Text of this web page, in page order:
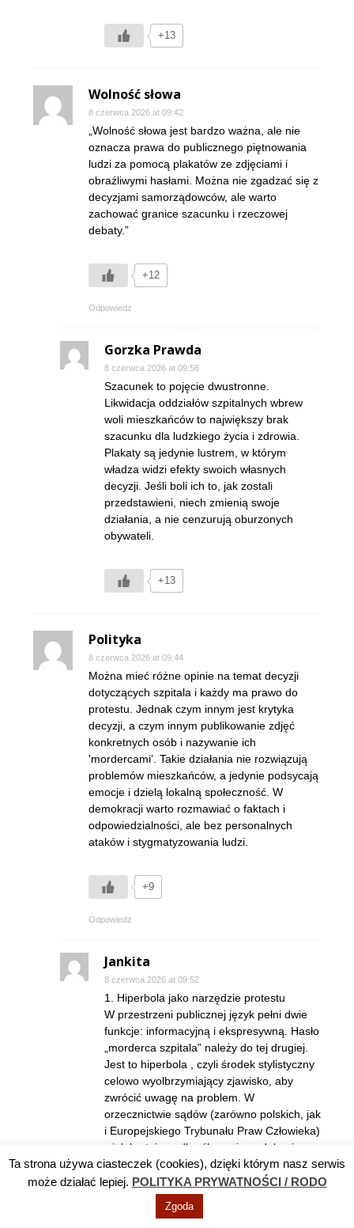
+13
Wolność słowa
8 czerwca 2026 at 09:42
„Wolność słowa jest bardzo ważna, ale nie
oznacza prawa do publicznego piętnowania
ludzi za pomocą plakatów ze zdjęciami i
obraźliwymi hasłami. Można nie zgadzać się z
decyzjami samorządowców, ale warto
zachować granice szacunku i rzeczowej
debaty.”
+12
Odpowiedz
Gorzka Prawda
8 czerwca 2026 at 09:56
Szacunek to pojęcie dwustronne.
Likwidacja oddziałów szpitalnych wbrew
woli mieszkańców to największy brak
szacunku dla ludzkiego życia i zdrowia.
Plakaty są jedynie lustrem, w którym
władza widzi efekty swoich własnych
decyzji. Jeśli boli ich to, jak zostali
przedstawieni, niech zmienią swoje
działania, a nie cenzurują oburzonych
obywateli.
+13
Polityka
8 czerwca 2026 at 09:44
Można mieć różne opinie na temat decyzji
dotyczących szpitala i każdy ma prawo do
protestu. Jednak czym innym jest krytyka
decyzji, a czym innym publikowanie zdjęć
konkretnych osób i nazywanie ich
'mordercami’. Takie działania nie rozwiązują
problemów mieszkańców, a jedynie podsycają
emocje i dzielą lokalną społeczność. W
demokracji warto rozmawiać o faktach i
odpowiedzialności, ale bez personalnych
ataków i stygmatyzowania ludzi.
+9
Odpowiedz
Jankita
8 czerwca 2026 at 09:52
1. Hiperbola jako narzędzie protestu
W przestrzeni publicznej język pełni dwie
funkcje: informacyjną i ekspresywną. Hasło
„morderca szpitala” należy do tej drugiej.
Jest to hiperbola , czyli środek stylistyczny
celowo wyolbrzymiający zjawisko, aby
zwrócić uwagę na problem. W
orzecznictwie sądów (zarówno polskich, jak
i Europejskiego Trybunału Praw Człowieka)
wielokrotnie podkreślano, że w debacie
publicznej dopuszczalna jest pewna doza
przesady, a nawet prowokacji, jeśli służy
ona ważnemu celowi społecznemu.
Ta strona używa ciasteczek (cookies), dzięki którym nasz serwis
może działać lepiej. POLITYKA PRYWATNOŚCI / RODO
Zgoda